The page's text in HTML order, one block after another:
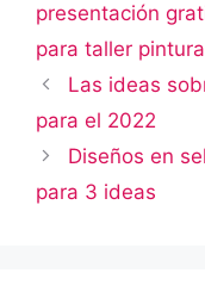
presentación
para taller
Las ideas
para el 2022
Diseños en
para 3 ideas